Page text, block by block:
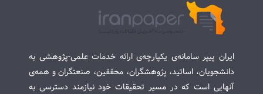
ایران پیپر سامانه‌ی یکپارچه‌ی ارائه خدمات علمی-پژوهشی به
دانشجویان، اساتید، پژوهشگران، محققین، صنعتگران و همه‌ی
آنهایی است که در مسیر تحقیقات خود نیازمند دسترسی به